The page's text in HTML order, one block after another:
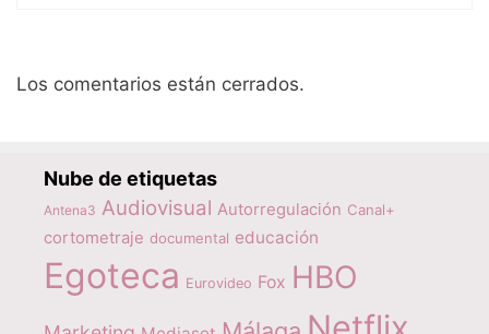
Los comentarios están cerrados.
Nube de etiquetas
Antena3 Audiovisual Autorregulación Canal+
cortometraje documental educación
Egoteca Eurovideo Fox HBO